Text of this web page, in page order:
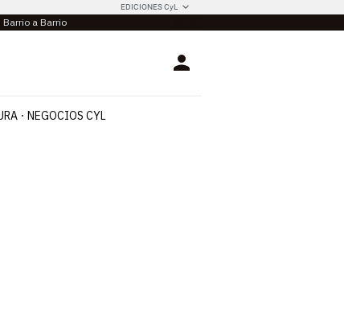
EDICIONES CyL
Barrio a Barrio
Login
NEGOCIOS CYL